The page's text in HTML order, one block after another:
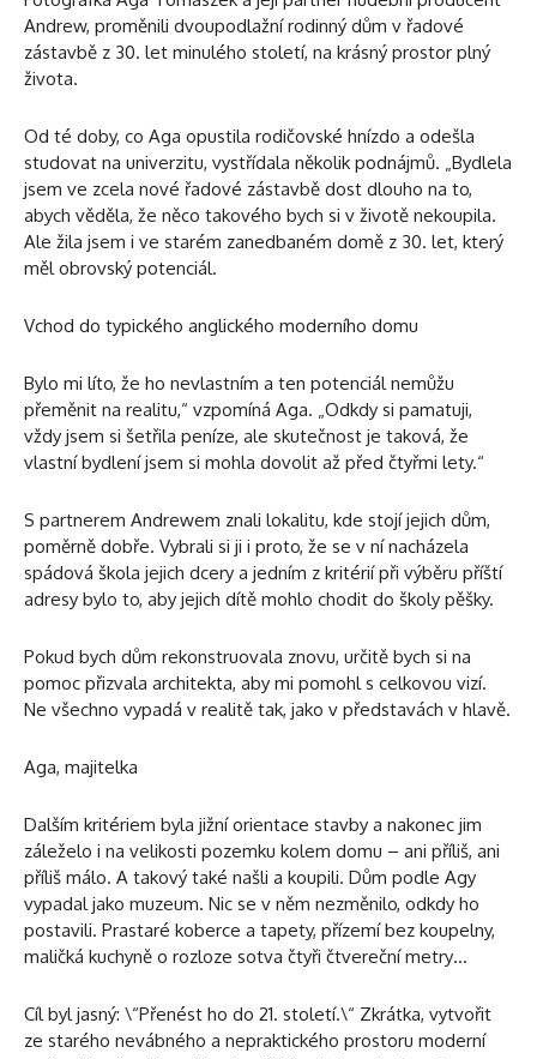
Andrew, proměnili dvoupodlažní rodinný dům v řadové
zástavbě z 30. let minulého století, na krásný prostor plný
života.
Od té doby, co Aga opustila rodičovské hnízdo a odešla
studovat na univerzitu, vystřídala několik podnájmů. „Bydlela
jsem ve zcela nové řadové zástavbě dost dlouho na to,
abych věděla, že něco takového bych si v životě nekoupila.
Ale žila jsem i ve starém zanedbaném domě z 30. let, který
měl obrovský potenciál.
Vchod do typického anglického moderního domu
Bylo mi líto, že ho nevlastním a ten potenciál nemůžu
přeměnit na realitu,“ vzpomíná Aga. „Odkdy si pamatuji,
vždy jsem si šetřila peníze, ale skutečnost je taková, že
vlastní bydlení jsem si mohla dovolit až před čtyřmi lety.“
S partnerem Andrewem znali lokalitu, kde stojí jejich dům,
poměrně dobře. Vybrali si ji i proto, že se v ní nacházela
spádová škola jejich dcery a jedním z kritérií při výběru příští
adresy bylo to, aby jejich dítě mohlo chodit do školy pěšky.
Pokud bych dům rekonstruovala znovu, určitě bych si na
pomoc přizvala architekta, aby mi pomohl s celkovou vizí.
Ne všechno vypadá v realitě tak, jako v představách v hlavě.
Aga, majitelka
Dalším kritériem byla jižní orientace stavby a nakonec jim
záleželo i na velikosti pozemku kolem domu – ani příliš, ani
příliš málo. A takový také našli a koupili. Dům podle Agy
vypadal jako muzeum. Nic se v něm nezměnilo, odkdy ho
postavili. Prastaré koberce a tapety, přízemí bez koupelny,
maličká kuchyně o rozloze sotva čtyři čtvereční metry…
Cíl byl jasný: \“Přenést ho do 21. století.\“ Zkrátka, vytvořit
ze starého nevábného a nepraktického prostoru moderní